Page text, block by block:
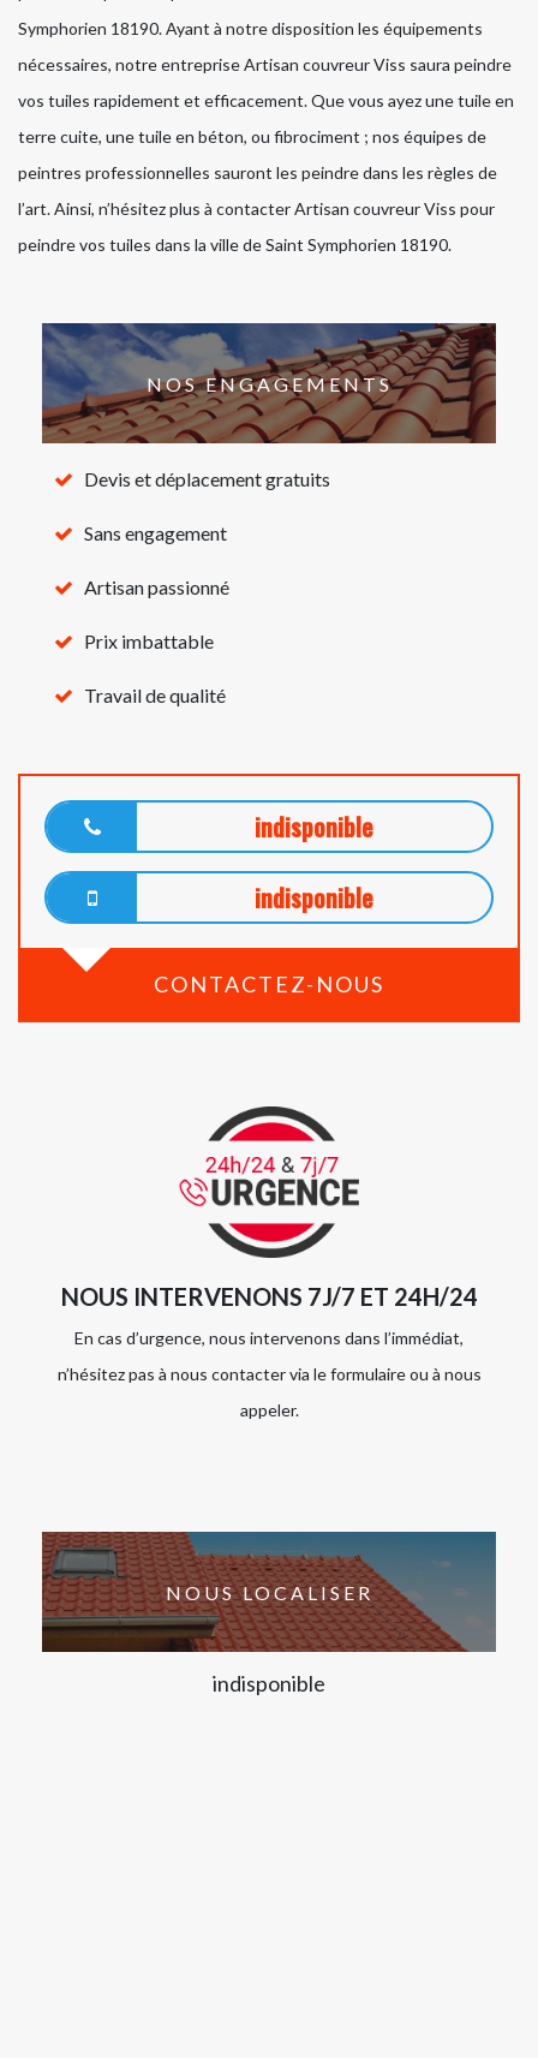
Symphorien 18190. Ayant à notre disposition les équipements
nécessaires, notre entreprise Artisan couvreur Viss saura peindre
vos tuiles rapidement et efficacement. Que vous ayez une tuile en
terre cuite, une tuile en béton, ou fibrociment ; nos équipes de
peintres professionnelles sauront les peindre dans les règles de
l’art. Ainsi, n’hésitez plus à contacter Artisan couvreur Viss pour
peindre vos tuiles dans la ville de Saint Symphorien 18190.
NOS ENGAGEMENTS
Devis et déplacement gratuits
Sans engagement
Artisan passionné
Prix imbattable
Travail de qualité
indisponible
indisponible
CONTACTEZ-NOUS
NOUS INTERVENONS 7J/7 ET 24H/24
En cas d’urgence, nous intervenons dans l’immédiat,
n’hésitez pas à nous contacter via le formulaire ou à nous
appeler.
NOUS LOCALISER
indisponible